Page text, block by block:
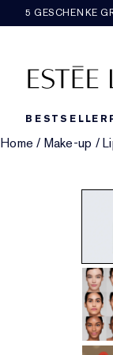
5 GESCHENKE
BESTSELLER
Home / Make-up /